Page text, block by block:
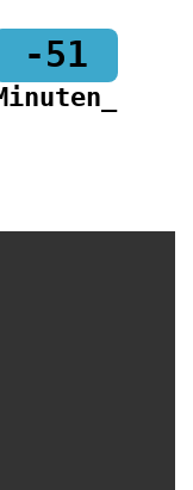
-51